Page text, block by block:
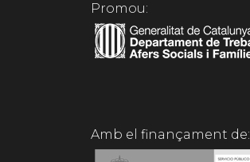
Promou:
Amb el finançament de: